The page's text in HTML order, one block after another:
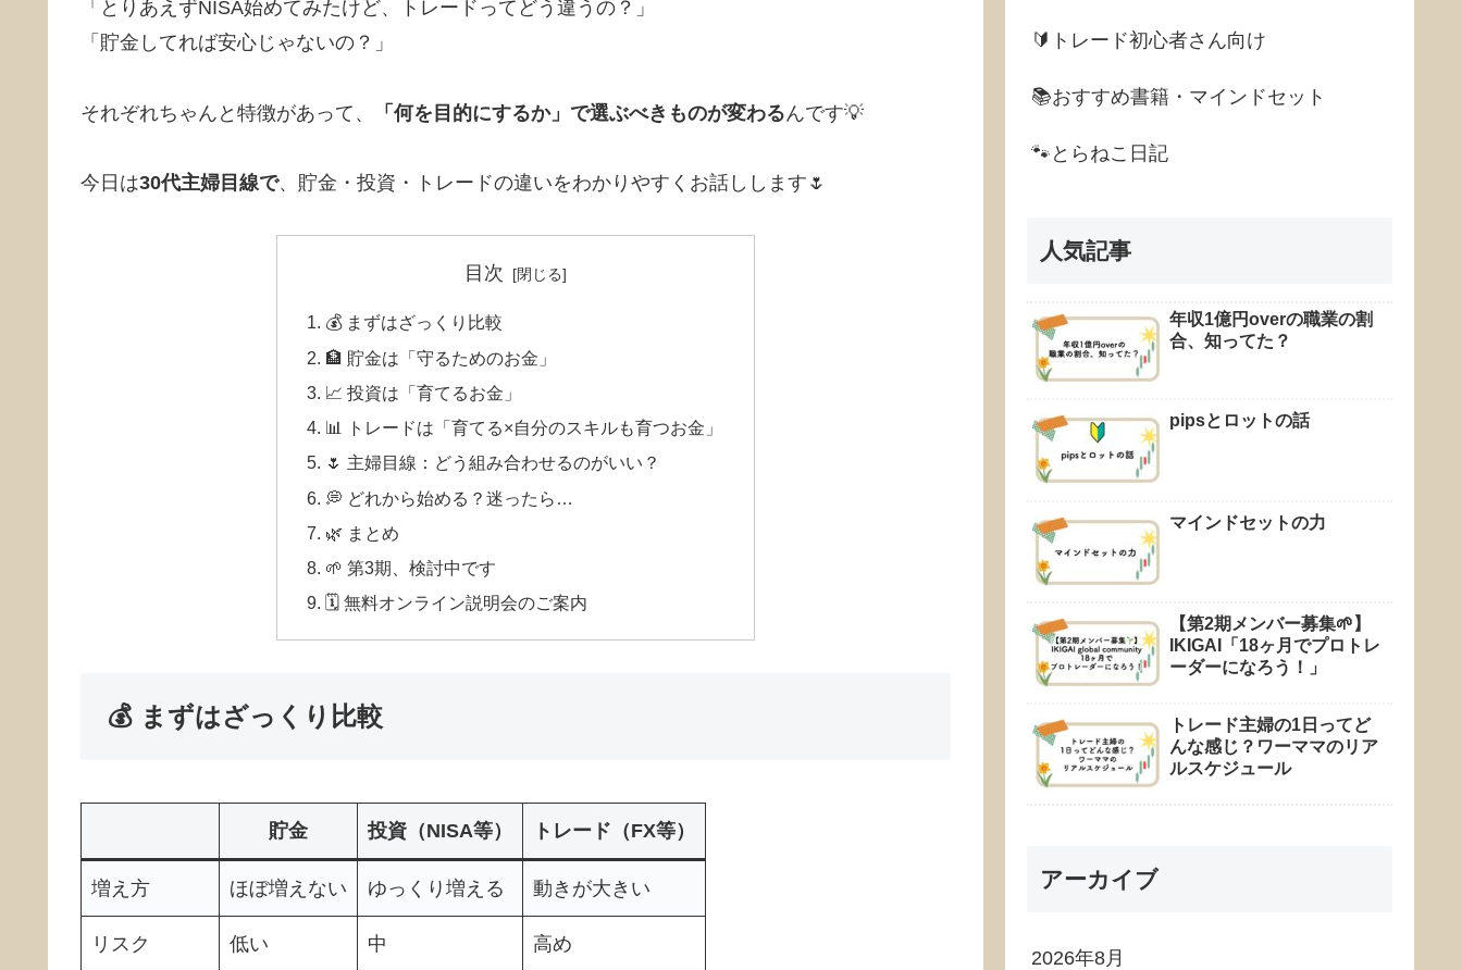
「とりあえずNISA始めてみたけど、トレードってどう違うの？」
「貯金してれば安心じゃないの？」
それぞれちゃんと特徴があって、 「何を目的にするか」で選ぶべきものが変わるんです💡
今日は30代主婦目線で、貯金・投資・トレードの違いをわかりやすくお話しします🌷
目次
💰 まずはざっくり比較
🏦 貯金は「守るためのお金」
📈 投資は「育てるお金」
📊 トレードは「育てる×自分のスキルも育つお金」
🌷 主婦目線：どう組み合わせるのがいい？
💭 どれから始める？迷ったら…
🌿 まとめ
🌱 第3期、検討中です
🗓 無料オンライン説明会のご案内
💰 まずはざっくり比較
貯金 投資（NISA等） トレード（FX等）
増え方 ほぼ増えない ゆっくり増える 動きが大きい
リスク 低い 中 高め
🔰トレード初心者さん向け
📚おすすめ書籍・マインドセット
🐾とらねこ日記
人気記事
年収1億円overの職業の割
合、知ってた？
pipsとロットの話
マインドセットの力
【第2期メンバー募集🌱】
IKIGAI「18ヶ月でプロトレ
ーダーになろう！」
トレード主婦の1日ってど
んな感じ？ワーママのリア
ルスケジュール
アーカイブ
2026年8月